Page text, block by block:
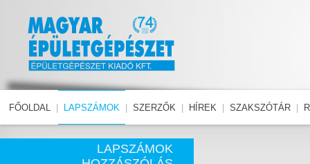
FŐOLDAL LAPSZÁMOK SZERZŐK HÍREK SZAKSZÓTÁR
LAPSZÁMOK